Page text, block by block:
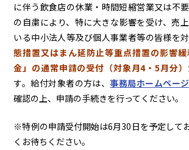
に伴う飲食店の休業・時間短縮営業又は不
の自粛により、特に大きな影響を受け、売
いる中小法人等及び個人事業者等の皆様を
態措置又はまん延防止等重点措置の影響
金」の通常申請の受付（対象月4・5月分
す。給付対象者の方は、事務局ホームページ
確認の上、申請の手続きを行ってください。
※特例の申請受付開始は6月30日を予定して
くお待ちください。